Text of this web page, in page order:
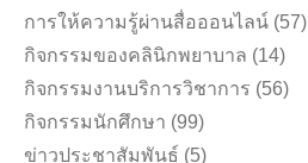
การให้ความรู้ผ่านสื่อออนไลน์ (57)
กิจกรรมของคลินิกพยาบาล (14)
กิจกรรมงานบริการวิชาการ (56)
กิจกรรมนักศึกษา (99)
ข่าวประชาสัมพันธ์ (5)